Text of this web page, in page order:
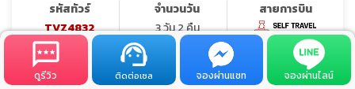
รหัสทัวร์
TVZ4832
จำนวนวัน
3 วัน 2 คืน
สายการบิน
hotel_classโรงแรม 3 ดาว restaurantอาหาร 3 มื้อ
ดูรีวิว ติดต่อเซล จองผ่านแชท จองผ่านไลน์